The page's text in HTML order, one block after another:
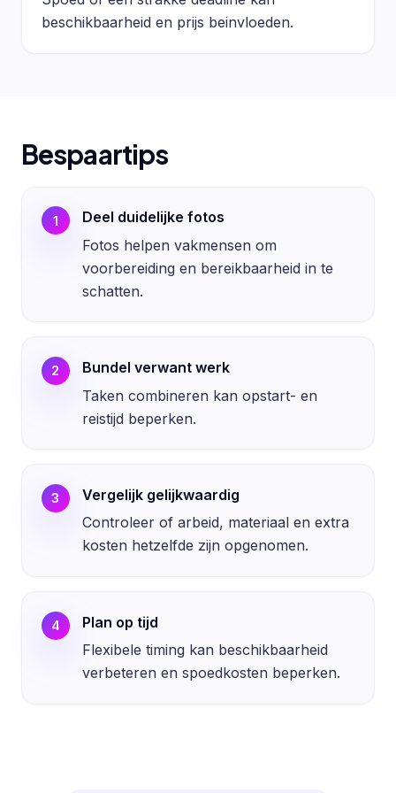
beschikbaarheid en prijs beinvloeden.
Bespaartips
1
Deel duidelijke fotos
Fotos helpen vakmensen om
voorbereiding en bereikbaarheid in te
schatten.
2
Bundel verwant werk
Taken combineren kan opstart- en
reistijd beperken.
3
Vergelijk gelijkwaardig
Controleer of arbeid, materiaal en extra
kosten hetzelfde zijn opgenomen.
4
Plan op tijd
Flexibele timing kan beschikbaarheid
verbeteren en spoedkosten beperken.